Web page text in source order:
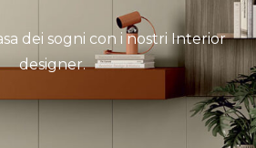
dei sogni con i nostri Interior
designer.